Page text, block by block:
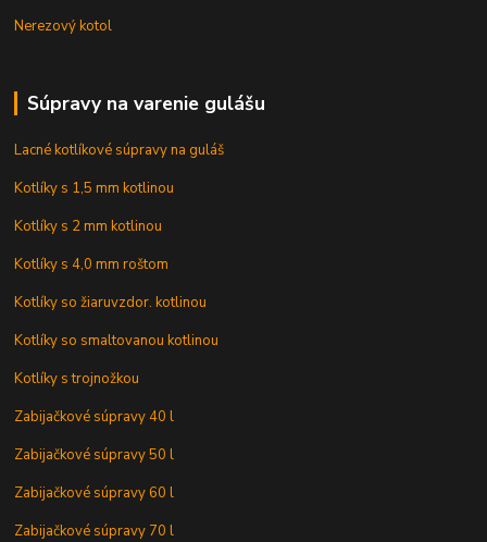
Nerezový kotol
Súpravy na varenie gulášu
Lacné kotlíkové súpravy na guláš
Kotlíky s 1,5 mm kotlinou
Kotlíky s 2 mm kotlinou
Kotlíky s 4,0 mm roštom
Kotlíky so žiaruvzdor. kotlinou
Kotlíky so smaltovanou kotlinou
Kotlíky s trojnožkou
Zabijačkové súpravy 40 l
Zabijačkové súpravy 50 l
Zabijačkové súpravy 60 l
Zabijačkové súpravy 70 l